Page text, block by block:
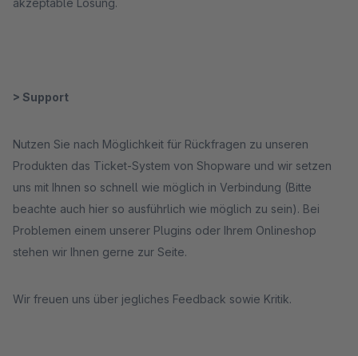
akzeptable Lösung.
> Support
Nutzen Sie nach Möglichkeit für Rückfragen zu unseren
Produkten das Ticket-System von Shopware und wir setzen
uns mit Ihnen so schnell wie möglich in Verbindung (Bitte
beachte auch hier so ausführlich wie möglich zu sein). Bei
Problemen einem unserer Plugins oder Ihrem Onlineshop
stehen wir Ihnen gerne zur Seite.
Wir freuen uns über jegliches Feedback sowie Kritik.